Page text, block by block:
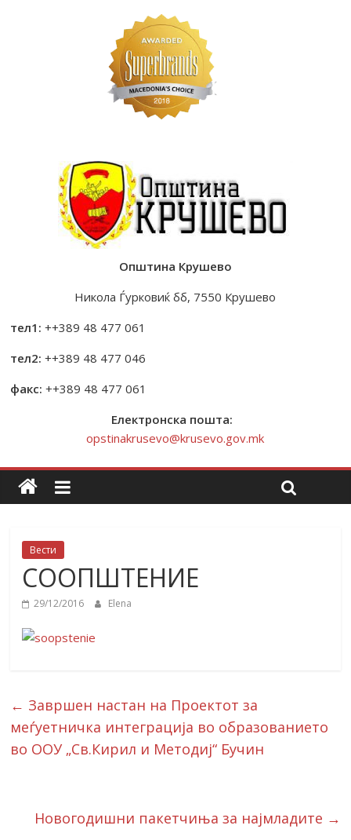
Општина Крушево
Никола Ѓурковиќ бб, 7550 Крушево
тел1: ++389 48 477 061
тел2: ++389 48 477 046
факс: ++389 48 477 061
Електронска пошта:
opstinakrusevo@krusevo.gov.mk
Вести
СООПШТЕНИЕ
29/12/2016 Elena
← Завршен настан на Проектот за
меѓуетничка интеграција во образованието
во ООУ „Св.Кирил и Методиј“ Бучин
Новогодишни пакетчиња за најмладите →